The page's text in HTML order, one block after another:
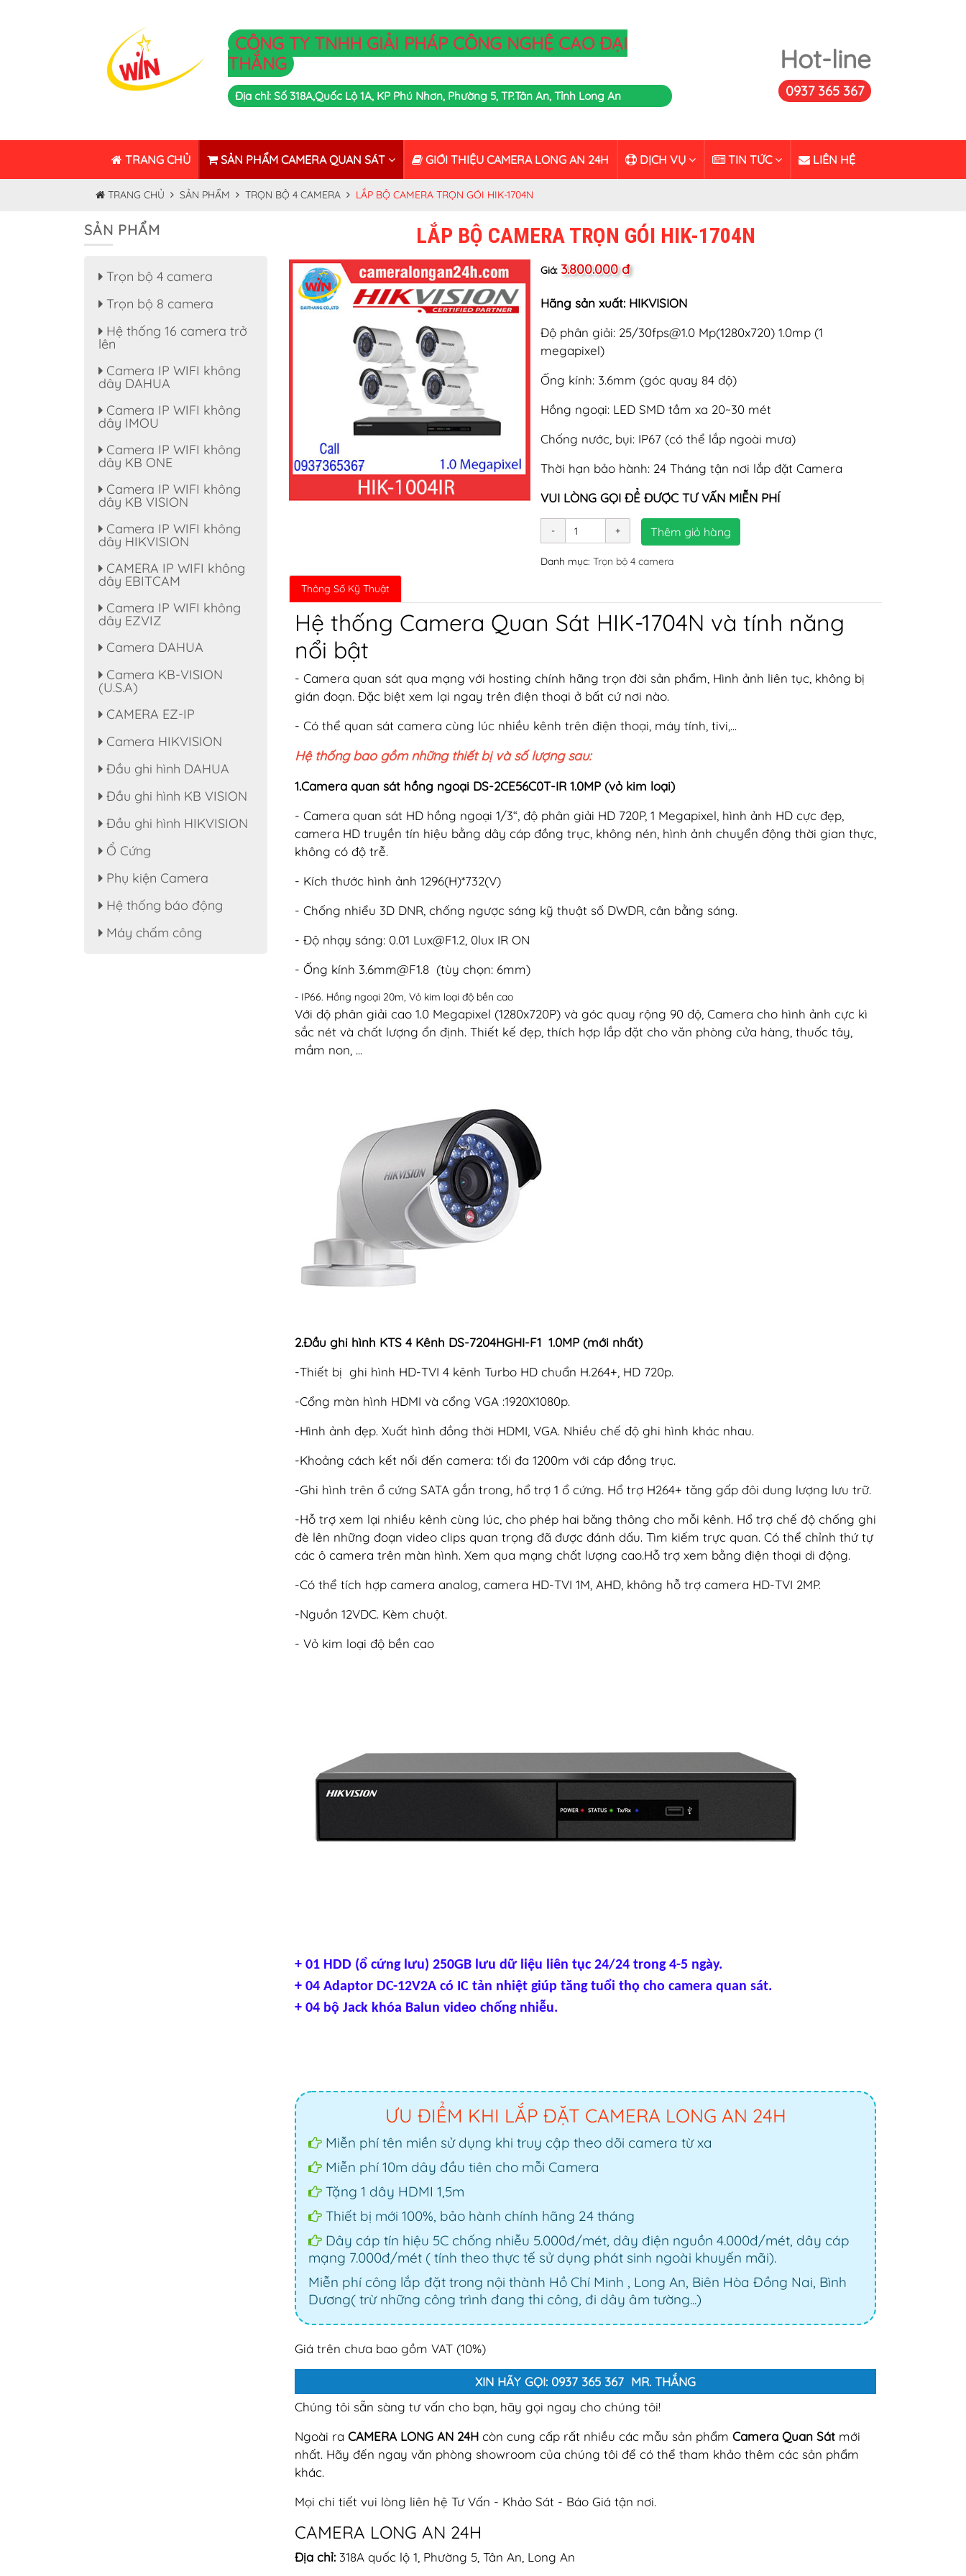
CÔNG TY TNHH GIẢI PHÁP CÔNG NGHỆ CAO ĐẠI
THẮNG
Địa chỉ: Số 318A,Quốc Lộ 1A, KP Phú Nhơn, Phường 5, TP.Tân An, Tỉnh Long An
Hot-line
0937 365 367
TRANG CHỦ SẢN PHẨM CAMERA QUAN SÁT GIỚI THIỆU CAMERA LONG AN 24H DỊCH VỤ TIN TỨC LIÊN HỆ
TRANG CHỦ SẢN PHẨM TRỌN BỘ 4 CAMERA LẮP BỘ CAMERA TRỌN GÓI HIK-1704N
LẮP BỘ CAMERA TRỌN GÓI HIK-1704N
Giá: 3.800.000 đ
Hãng sản xuất: HIKVISION
Độ phân giải: 25/30fps@1.0Mp(1280x720) 1.0mp (1
megapixel)
Ống kính: 3.6mm (góc quay 84 độ)
Hồng ngoại: LED SMD tầm xa 20~30 mét
Chống nước, bụi: IP67 (có thể lắp ngoài mưa)
Thời hạn bảo hành: 24 Tháng tận nơi lắp đặt Camera
VUI LÒNG GỌI ĐỂ ĐƯỢC TƯ VẤN MIỄN PHÍ
Thêm giỏ hàng
Danh mục: Trọn bộ 4 camera
Thông Số Kỹ Thuật
Hệ thống Camera Quan Sát HIK-1704N và tính năng
nổi bật
- Camera quan sát qua mạng với hosting chính hãng trọn đời sản phẩm, Hình ảnh liên tục, không bị
gián đoạn. Đặc biệt xem lại ngay trên điện thoại ở bất cứ nơi nào.
- Có thể quan sát camera cùng lúc nhiều kênh trên điện thoại, máy tính, tivi,...
Hệ thống bao gồm những thiết bị và số lượng sau:
1.Camera quan sát hồng ngoại DS-2CE56C0T-IR 1.0MP (vỏ kim loại)
- Camera quan sát HD hồng ngoại 1/3“, độ phân giải HD 720P, 1 Megapixel, hình ảnh HD cực đẹp,
camera HD truyền tín hiệu bằng dây cáp đồng trục, không nén, hình ảnh chuyển động thời gian thực,
không có độ trễ.
- Kích thước hình ảnh 1296(H)*732(V)
- Chống nhiểu 3D DNR, chống ngược sáng kỹ thuật số DWDR, cân bằng sáng.
- Độ nhạy sáng: 0.01 Lux@F1.2 , 0lux IR ON
- Ống kính 3.6mm@F1.8 (tùy chọn: 6mm)
- IP66. Hồng ngoại 20m, Vỏ kim loại độ bền cao
Với độ phân giải cao 1.0 Megapixel (1280x720P) và góc quay rộng 90 độ, Camera cho hình ảnh cực kì
sắc nét và chất lượng ổn định. Thiết kế đẹp, thích hợp lắp đặt cho văn phòng cửa hàng, thuốc tây,
mầm non, ...
2.Đầu ghi hình KTS 4 Kênh DS-7204HGHI-F1 1.0MP (mới nhất)
-Thiết bị ghi hình HD-TVI 4 kênh Turbo HD chuẩn H.264+, HD 720p.
-Cổng màn hình HDMI và cổng VGA :1920X1080p.
-Hình ảnh đẹp. Xuất hình đồng thời HDMI, VGA. Nhiều chế độ ghi hình khác nhau.
-Khoảng cách kết nối đến camera: tối đa 1200m với cáp đồng trục.
-Ghi hình trên ổ cứng SATA gắn trong, hổ trợ 1 ổ cứng. Hổ trợ H264+ tăng gấp đôi dung lượng lưu trữ.
-Hỗ trợ xem lại nhiều kênh cùng lúc, cho phép hai băng thông cho mỗi kênh. Hổ trợ chế độ chống ghi
đè lên những đoạn video clips quan trọng đã được đánh dấu. Tìm kiếm trực quan. Có thể chỉnh thứ tự
các ô camera trên màn hình. Xem qua mạng chất lượng cao.Hỗ trợ xem bằng điện thoại di động.
-Có thể tích hợp camera analog, camera HD-TVI 1M, AHD, không hỗ trợ camera HD-TVI 2MP.
-Nguồn 12VDC. Kèm chuột.
- Vỏ kim loại độ bền cao
+ 01 HDD (ổ cứng lưu) 250GB lưu dữ liệu liên tục 24/24 trong 4-5 ngày.
+ 04 Adaptor DC-12V2A có IC tản nhiệt giúp tăng tuổi thọ cho camera quan sát.
+ 04 bộ Jack khóa Balun video chống nhiễu.
ƯU ĐIỂM KHI LẮP ĐẶT CAMERA LONG AN 24H
Miễn phí tên miền sử dụng khi truy cập theo dõi camera từ xa
Miễn phí 10m dây đầu tiên cho mỗi Camera
Tặng 1 dây HDMI 1,5m
Thiết bị mới 100%, bảo hành chính hãng 24 tháng
Dây cáp tín hiệu 5C chống nhiễu 5.000đ/mét, dây điện nguồn 4.000đ/mét, dây cáp
mạng 7.000đ/mét ( tính theo thực tế sử dụng phát sinh ngoài khuyến mãi).
Miễn phí công lắp đặt trong nội thành Hồ Chí Minh , Long An, Biên Hòa Đồng Nai, Bình
Dương( trừ những công trình đang thi công, đi dây âm tường...)
Giá trên chưa bao gồm VAT (10%)
XIN HÃY GỌI: 0937 365 367 MR. THẮNG
Chúng tôi sẵn sàng tư vấn cho bạn, hãy gọi ngay cho chúng tôi!
Ngoài ra CAMERA LONG AN 24H còn cung cấp rất nhiều các mẫu sản phẩm Camera Quan Sát mới
nhất. Hãy đến ngay văn phòng showroom của chúng tôi để có thể tham khảo thêm các sản phẩm
khác.
Mọi chi tiết vui lòng liên hệ Tư Vấn - Khảo Sát - Báo Giá tận nơi.
CAMERA LONG AN 24H
Địa chỉ: 318A quốc lộ 1, Phường 5, Tân An, Long An
SẢN PHẨM
Trọn bộ 4 camera
Trọn bộ 8 camera
Hệ thống 16 camera trở
lên
Camera IP WIFI không
dây DAHUA
Camera IP WIFI không
dây IMOU
Camera IP WIFI không
dây KB ONE
Camera IP WIFI không
dây KB VISION
Camera IP WIFI không
dây HIKVISION
CAMERA IP WIFI không
dây EBITCAM
Camera IP WIFI không
dây EZVIZ
Camera DAHUA
Camera KB-VISION
(U.S.A)
CAMERA EZ-IP
Camera HIKVISION
Đầu ghi hình DAHUA
Đầu ghi hình KB VISION
Đầu ghi hình HIKVISION
Ổ Cứng
Phụ kiện Camera
Hệ thống báo động
Máy chấm công